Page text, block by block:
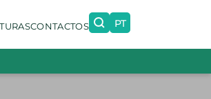
CONTACTOS
PT